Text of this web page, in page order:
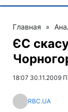
Главная »
ЄС
18:07 30.11.2009
RBC.UA